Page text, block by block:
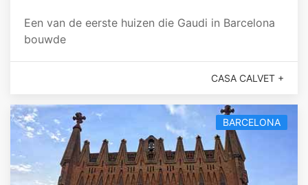
Een van de eerste huizen die Gaudi in Barcelona
bouwde
CASA CALVET +
BARCELONA